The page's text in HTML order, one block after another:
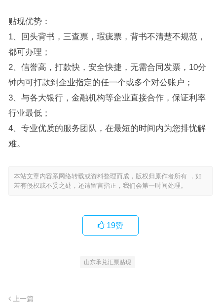
贴现优势：
1、回头背书，三查票，瑕疵票，背书不清楚不规范，
都可办理；
2、信誉高，打款快，安全快捷，无需合同发票，10分
钟内可打款到企业指定的任一个或多个对公账户；
3、与各大银行，金融机构等企业直接合作，保证利率
行业最低；
4、专业优质的服务团队，在最短的时间内为您排忧解
难。
本站文章内容系网络转载或资料整理而成，版权归原作者所有 ，如
若有侵权或不妥之处，还请留言指正，我们会第一时间处理。
19赞
山东承兑汇票贴现
上一篇